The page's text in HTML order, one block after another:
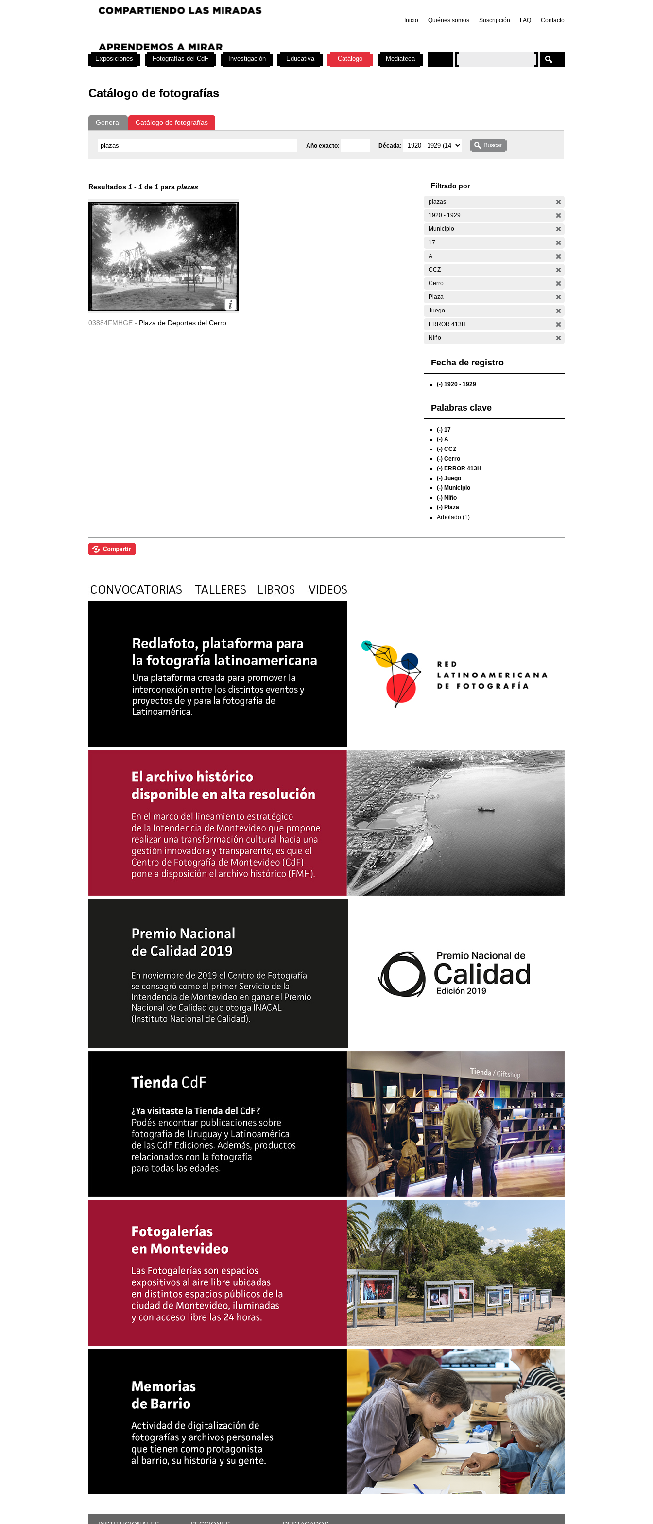
Inicio Quiénes somos Suscripción FAQ Contacto
Catálogo de fotografías
General Catálogo de fotografías
Año exacto: Década:
Resultados 1 - 1 de 1 para plazas
03884FMHGE - Plaza de Deportes del Cerro.
Filtrado por
plazas
1920 - 1929
Municipio
17
A
CCZ
Cerro
Plaza
Juego
ERROR 413H
Niño
Fecha de registro
(-) 1920 - 1929
Palabras clave
(-) 17
(-) A
(-) CCZ
(-) Cerro
(-) ERROR 413H
(-) Juego
(-) Municipio
(-) Niño
(-) Plaza
Arbolado (1)
Exposiciones Fotografías del CdF Investigación Educativa Catálogo Mediateca